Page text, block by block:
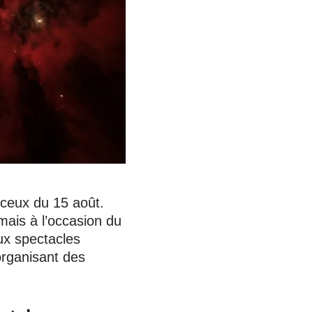
du 15 août.
à l’occasion du
spectacles
des